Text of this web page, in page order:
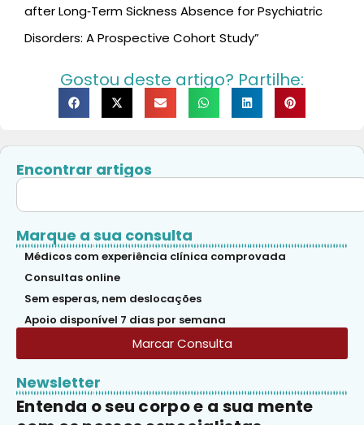
Encontrar artigos
Marque a sua consulta
Médicos com experiência clínica comprovada
Consultas online
Sem esperas, nem deslocações
Apoio disponível 7 dias por semana
Marcar Consulta
Newsletter
Entenda o seu corpo e a sua mente
after Long‑Term Sickness Absence for Psychiatric
Disorders: A Prospective Cohort Study”
Gostou deste artigo? Partilhe: